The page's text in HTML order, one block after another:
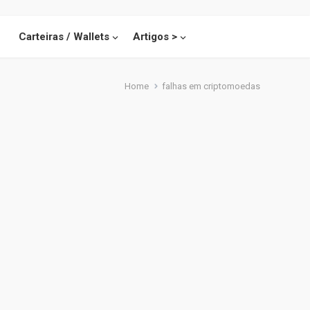
Carteiras / Wallets Artigos >
Home falhas em criptomoedas